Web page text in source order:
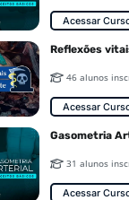
Acessar
Reflexões
46 alunos
Acessar
Gasometria
31 alunos
Acessar